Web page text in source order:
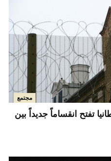
مجتمع
تفتح انقساماً جديداً بين